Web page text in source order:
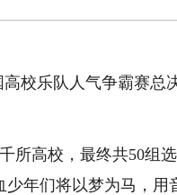
校乐队人气争霸赛总
所高校，最终共50组
年们将以梦为马，用